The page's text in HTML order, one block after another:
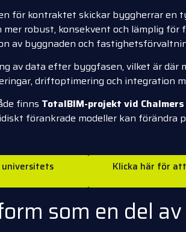
för kontraktet skickar byggherrar en
robust, konsekvent och lämplig
av byggnaden och
av data efter byggfasen, vilket är där
driftoptimering och integration
finns TotalBIM-projekt vid
förankrade modeller kan förändra
universitets Klicka här för
som en del